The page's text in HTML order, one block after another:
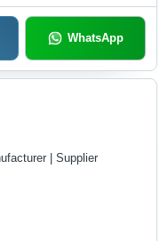
WhatsApp
| Supplier